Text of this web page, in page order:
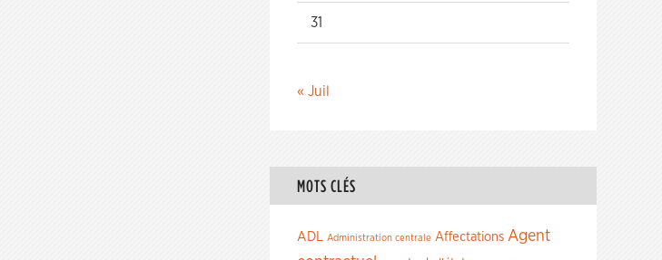
31
« Juil
MOTS CLÉS
ADL Administration centrale Affectations Agent